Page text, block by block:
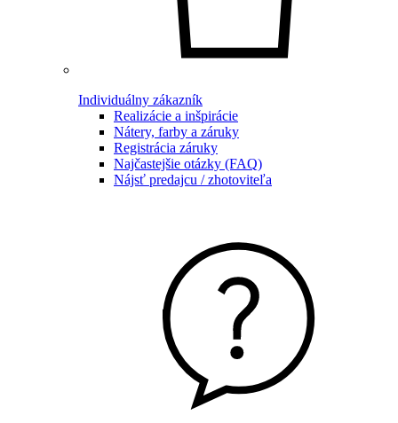
Individuálny zákazník
Realizácie a inšpirácie
Nátery, farby a záruky
Registrácia záruky
Najčastejšie otázky (FAQ)
Nájsť predajcu / zhotoviteľa